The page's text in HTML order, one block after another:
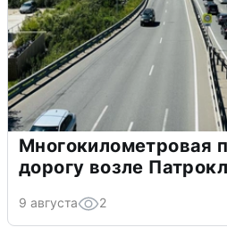
Многокилометровая
дорогу возле
9 августа 2